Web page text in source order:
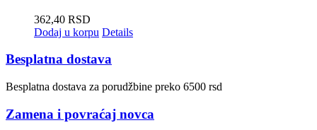
362,40 RSD
Dodaj u korpu Details
Besplatna dostava
Besplatna dostava za porudžbine preko 6500 rsd
Zamena i povraćaj novca